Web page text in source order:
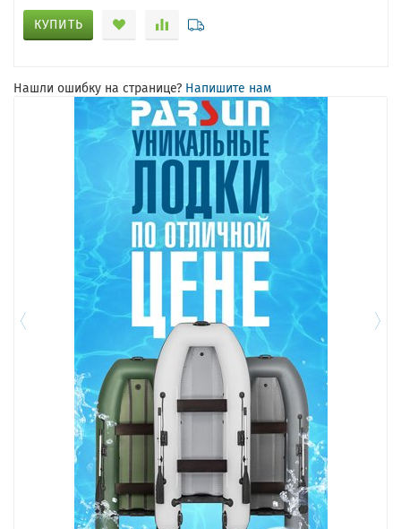
КУПИТЬ
Нашли ошибку на странице? Напишите нам